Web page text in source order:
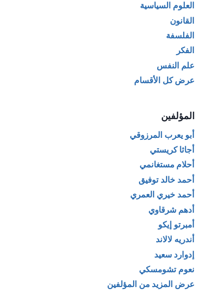
العلوم السياسية
القانون
الفلسفة
الفكر
علم النفس
عرض كل الأقسام
المؤلفين
أبو يعرب المرزوقي
أجاثا كريستي
أحلام مستغانمي
أحمد خالد توفيق
أحمد خيري العمري
أدهم شرقاوي
أمبرتو إيكو
أندريه لالاند
إدوارد سعيد
نعوم تشومسكي
عرض المزيد من المؤلفين